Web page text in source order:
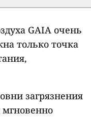
GAIA очень
только точка
загрязнения
мгновенно